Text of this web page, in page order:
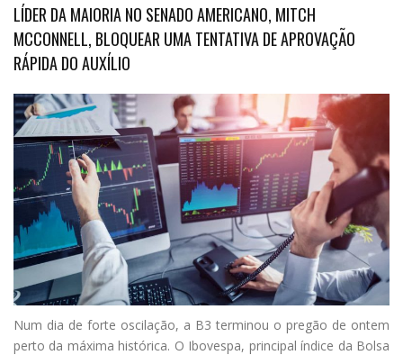
LÍDER DA MAIORIA NO SENADO AMERICANO, MITCH
MCCONNELL, BLOQUEAR UMA TENTATIVA DE APROVAÇÃO
RÁPIDA DO AUXÍLIO
Num dia de forte oscilação, a B3 terminou o pregão de ontem
perto da máxima histórica. O Ibovespa, principal índice da Bolsa